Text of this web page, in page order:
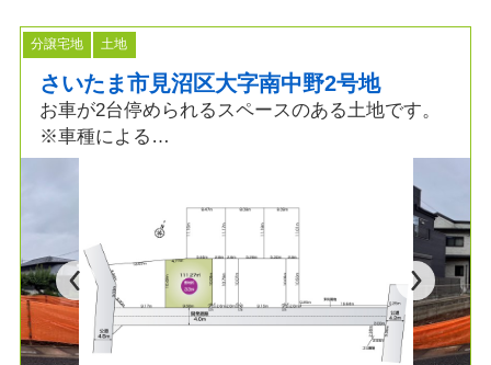
分譲宅地 土地
さいたま市見沼区大字南中野2号地
お車が2台停められるスペースのある土地です。
※車種による
お好みのプランで建築できます。
着工棟数18,000棟の実績から最適なプランご提案